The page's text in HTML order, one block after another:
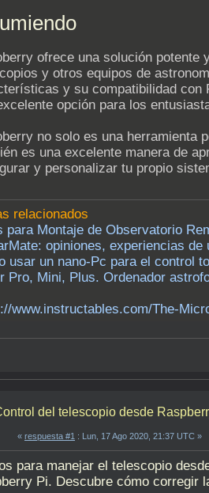
ofrece una solución potente
y otros equipos de
y su compatibilidad con
opción para los
no solo es una herramienta
es una excelente manera de
y personalizar tu propio
relacionados
para Montaje de Observatorio
opiniones, experiencias
usar un nano-Pc para el control
Pro, Mini, Plus. Ordenador
www.instructables.com/The-
del telescopio desde
« respuesta #1 : Lun, 17 Ago 2020, 21:37 UTC »
para manejar el telescopio
Pi. Descubre cómo corregir